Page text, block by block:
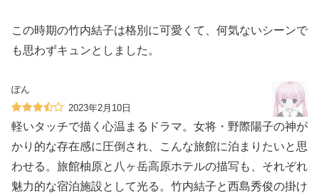
この時期の竹内結子は格別に可愛くて、何気ないシーンで
も思わずキュンとしました。
ぽん
2023年2月10日
軽いタッチで描く心温まるドラマ。女将・野際陽子の神が
かり的な存在感に圧倒され、こんな旅館に泊まりたいと思
わせる。旅館柚原と八ヶ岳高原ホテルの描写も、それぞれ
魅力的な宿泊施設として光る。竹内結子と西島秀俊の掛け